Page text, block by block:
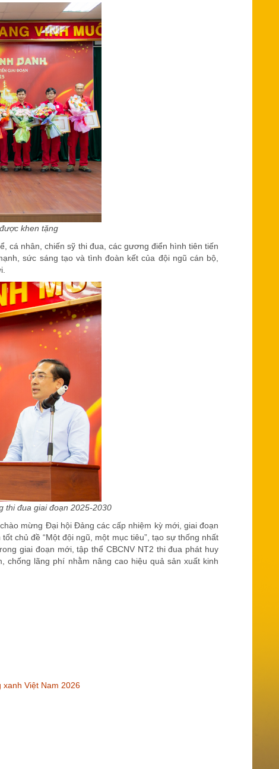
khen tặng
cá nhân, chiến sỹ thi đua, các gương điển hình tiên tiến
sức sáng tạo và tình đoàn kết của đội ngũ cán bộ,
thi đua giai đoạn 2025-2030
mừng Đại hội Đảng các cấp nhiệm kỳ mới, giai đoạn
chủ đề “Một đội ngũ, một mục tiêu”, tạo sự thống nhất
giai đoạn mới, tập thể CBCNV NT2 thi đua phát huy
chống lãng phí nhằm nâng cao hiệu quả sản xuất kinh
Việt Nam 2026